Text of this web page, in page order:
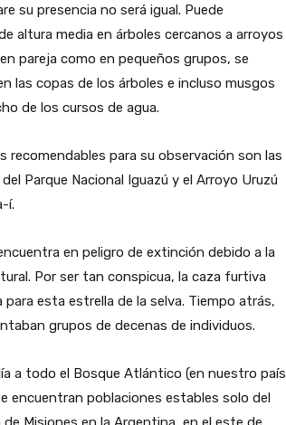
su presencia no será igual. Puede
altura media en árboles cercanos a arroyos
pareja como en pequeños grupos, se
las copas de los árboles e incluso musgos
de los cursos de agua.
recomendables para su observación son las
Parque Nacional Iguazú y el Arroyo Uruzú
í.
en peligro de extinción debido a la
Por ser tan conspicua, la caza furtiva
esta estrella de la selva. Tiempo atrás,
grupos de decenas de individuos.
a todo el Bosque Atlántico (en nuestro país
encuentran poblaciones estables solo del